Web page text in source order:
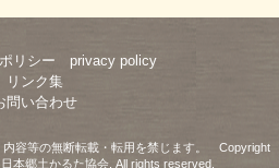
リシー privacy policy
リンク集
問い合わせ
内容等の無断転載・転用を禁じます。 Copyright
本郷土かるた協会, All rights reserved.